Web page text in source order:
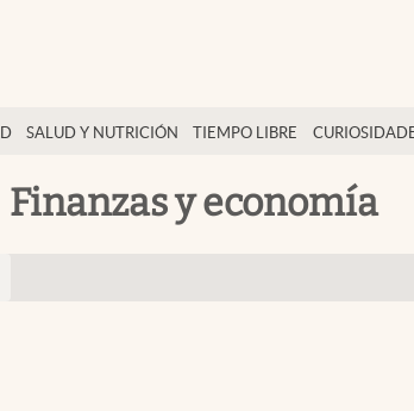
SALUD Y NUTRICIÓN TIEMPO LIBRE
Finanzas y economía